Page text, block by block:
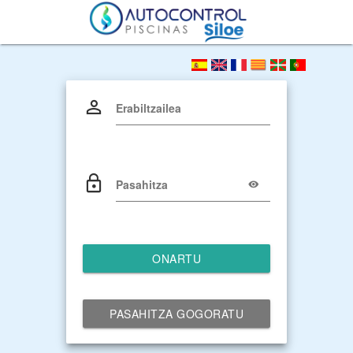
Erabiltzailea
Pasahitza
ONARTU
PASAHITZA GOGORATU